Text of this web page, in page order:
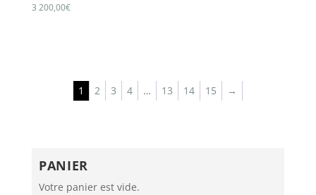
3 200,00€
1 2 3 4 … 13 14 15 →
PANIER
Votre panier est vide.